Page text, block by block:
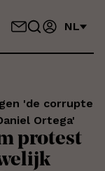
NL
'de corrupte
Ortega'
protest